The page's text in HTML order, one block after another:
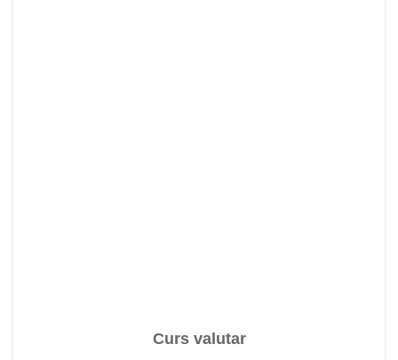
Curs valutar